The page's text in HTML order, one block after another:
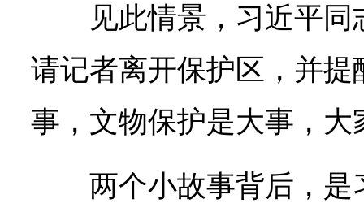
见此情景，习近平
请记者离开保护区，并提
事，文物保护是大事，大
两个小故事背后，